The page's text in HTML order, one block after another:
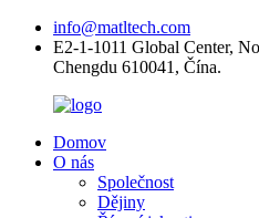
info@matltech.com
E2-1-1011 Global Center,
Chengdu 610041, Čína.
Domov
O nás
Společnost
Dějiny